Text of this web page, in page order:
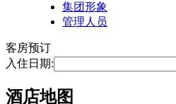
集团形象
管理人员
客房预订
入住日期:
酒店地图